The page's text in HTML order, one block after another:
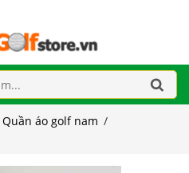
Quần áo golf nam /